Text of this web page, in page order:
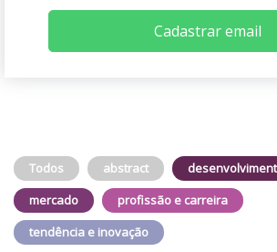
Cadastrar email
Todos abstract
mercado
profissão e carreira
tendência e inovação